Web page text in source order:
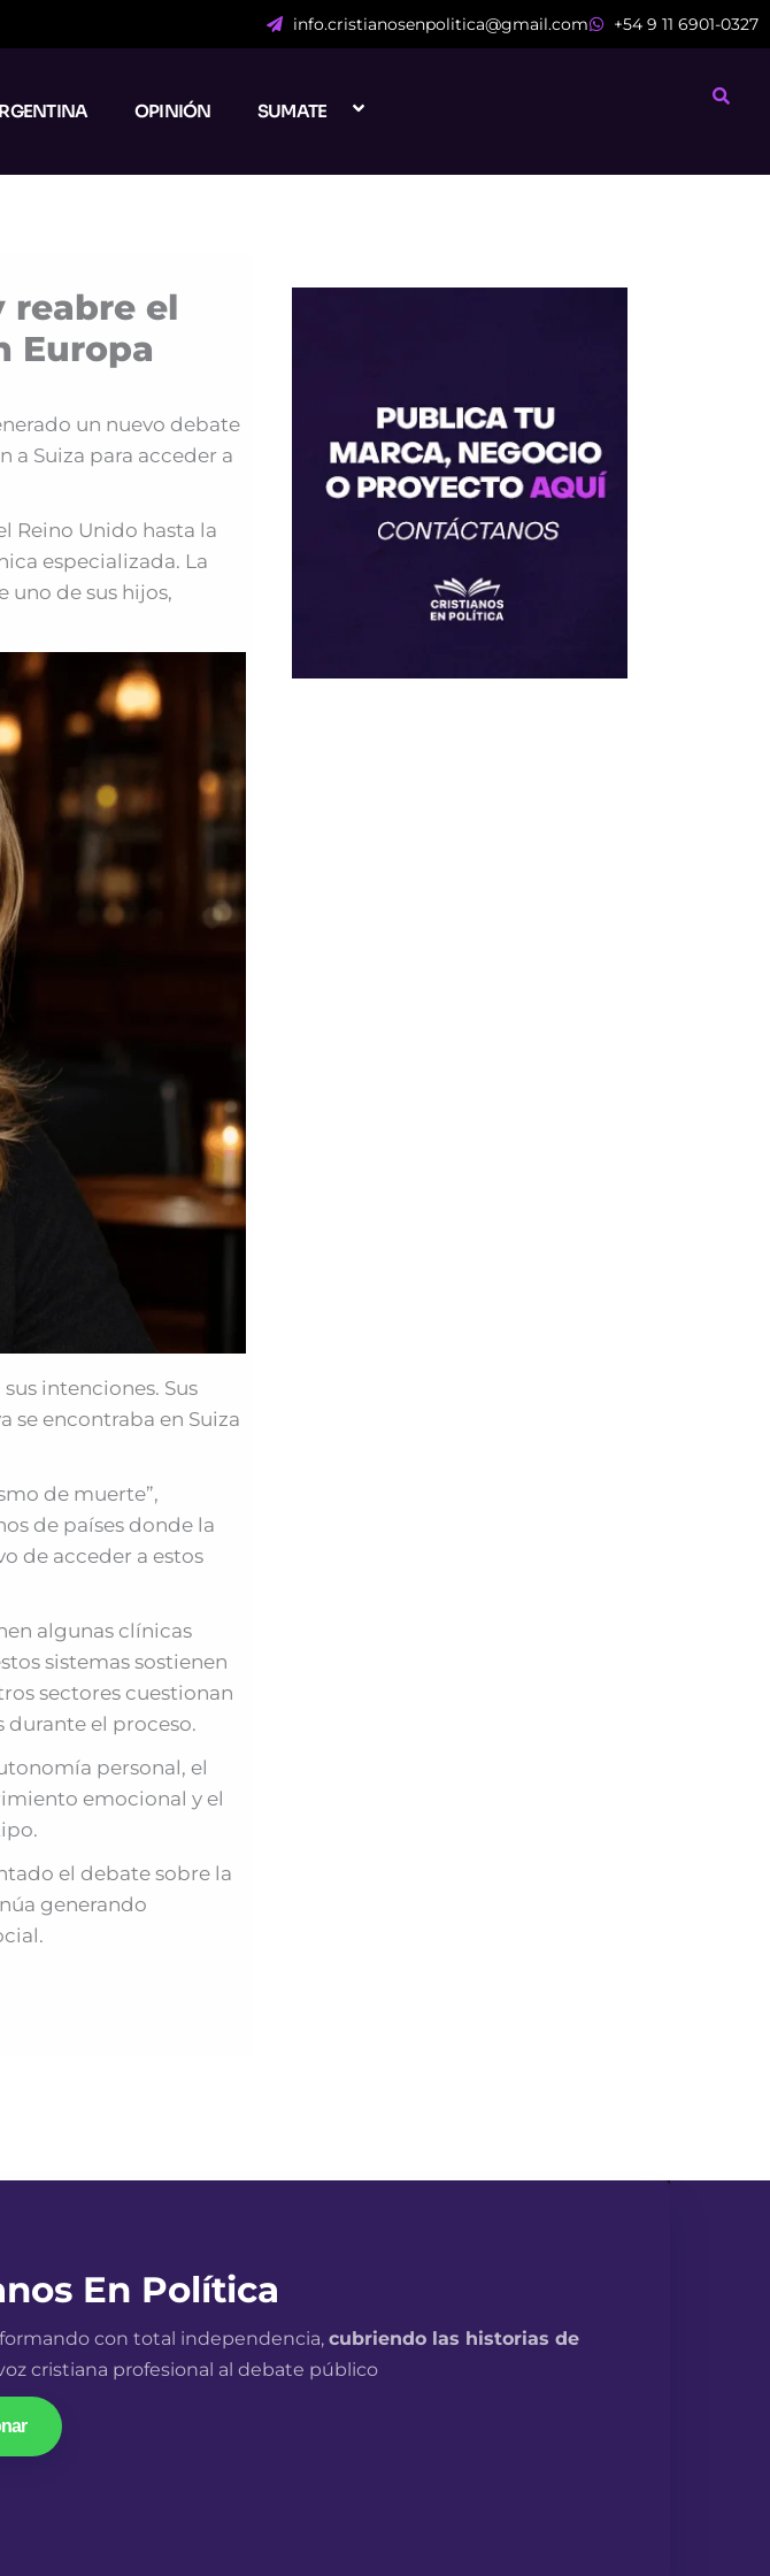
info.cristianosenpolitica@gmail.com +54 9 11 6901-0327
OPINIÓN SUMATE
reabre el
Europa
un nuevo debate
a Suiza para acceder a
Reino Unido hasta la
especializada. La
uno de sus hijos,
intenciones. Sus
encontraba en Suiza
de muerte”,
de países donde la
de acceder a estos
algunas clínicas
sistemas sostienen
sectores cuestionan
durante el proceso.
personal, el
emocional y el
el debate sobre la
generando
En Política
con total independencia, cubriendo las historias de
cristiana profesional al debate público